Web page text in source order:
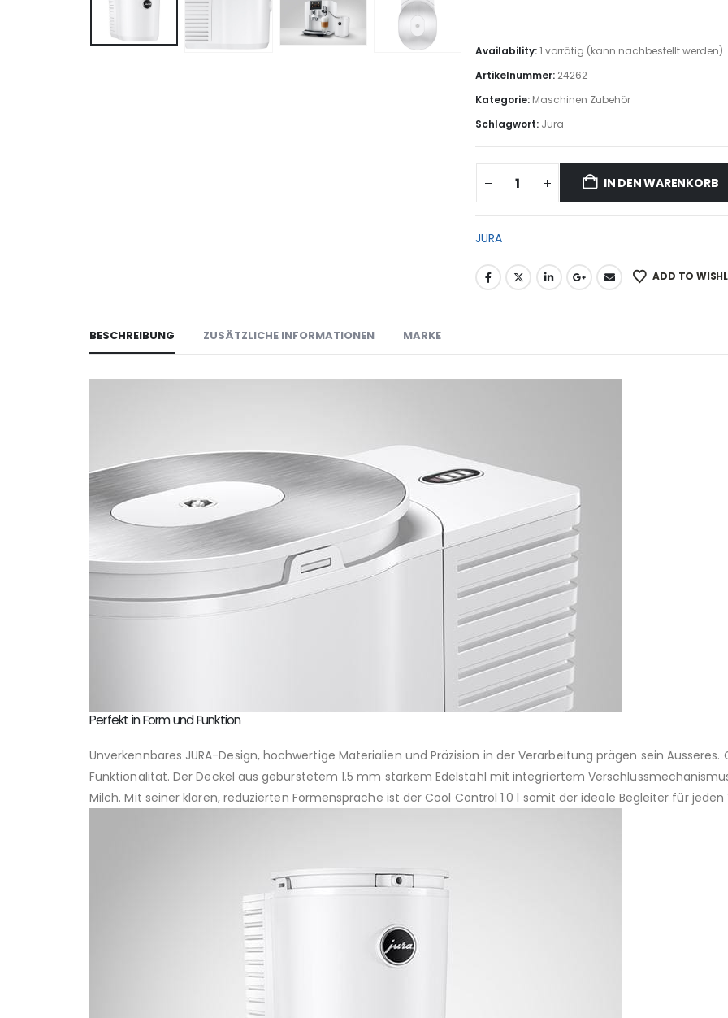
Availability:1 vorrätig (kann nachbestellt werden)
Artikelnummer: 24262
Kategorie: Maschinen Zubehör
Schlagwort: Jura
IN DEN WARENKORB
JURA
ADD TO
BESCHREIBUNG ZUSÄTZLICHE INFORMATIONEN MARKE
Perfekt in Form und Funktion
Unverkennbares JURA-Design, hochwertige Materialien und Präzision in der Verarbeitung prägen sein
Funktionalität. Der Deckel aus gebürstetem 1.5 mm starkem Edelstahl mit integriertem
Milch. Mit seiner klaren, reduzierten Formensprache ist der Cool Control 1.0 l somit der ideale Begleiter für jeden